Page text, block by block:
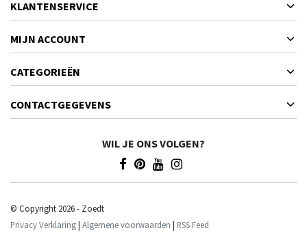
KLANTENSERVICE
MIJN ACCOUNT
CATEGORIEËN
CONTACTGEGEVENS
WIL JE ONS VOLGEN?
© Copyright 2026 - Zoedt
Privacy Verklaring| Algemene voorwaarden | RSS Feed